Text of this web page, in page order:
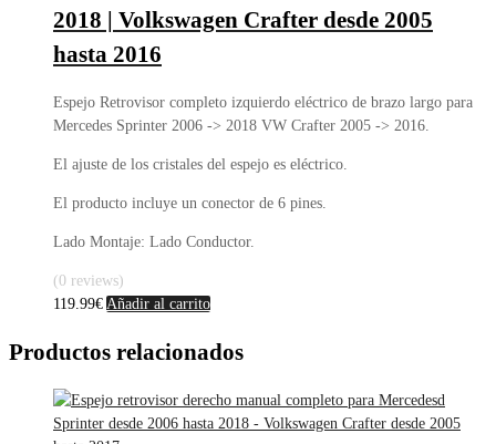
2018 | Volkswagen Crafter desde 2005
hasta 2016
Espejo Retrovisor completo izquierdo eléctrico de brazo largo para
Mercedes Sprinter 2006 -> 2018 VW Crafter 2005 -> 2016.
El ajuste de los cristales del espejo es eléctrico.
El producto incluye un conector de 6 pines.
Lado Montaje: Lado Conductor.
(0 reviews)
119.99€ Añadir al carrito
Productos relacionados